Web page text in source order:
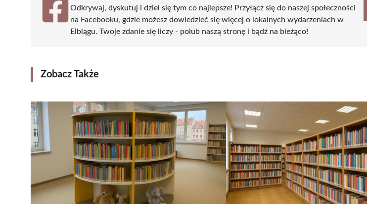
Odkrywaj, dyskutuj i dziel się tym co najlepsze! Przyłącz się do naszej społeczności
na Facebooku, gdzie możesz dowiedzieć się więcej o lokalnych wydarzeniach w
Elblągu. Twoje zdanie się liczy - polub naszą stronę i bądź na bieżąco!
Zobacz Także